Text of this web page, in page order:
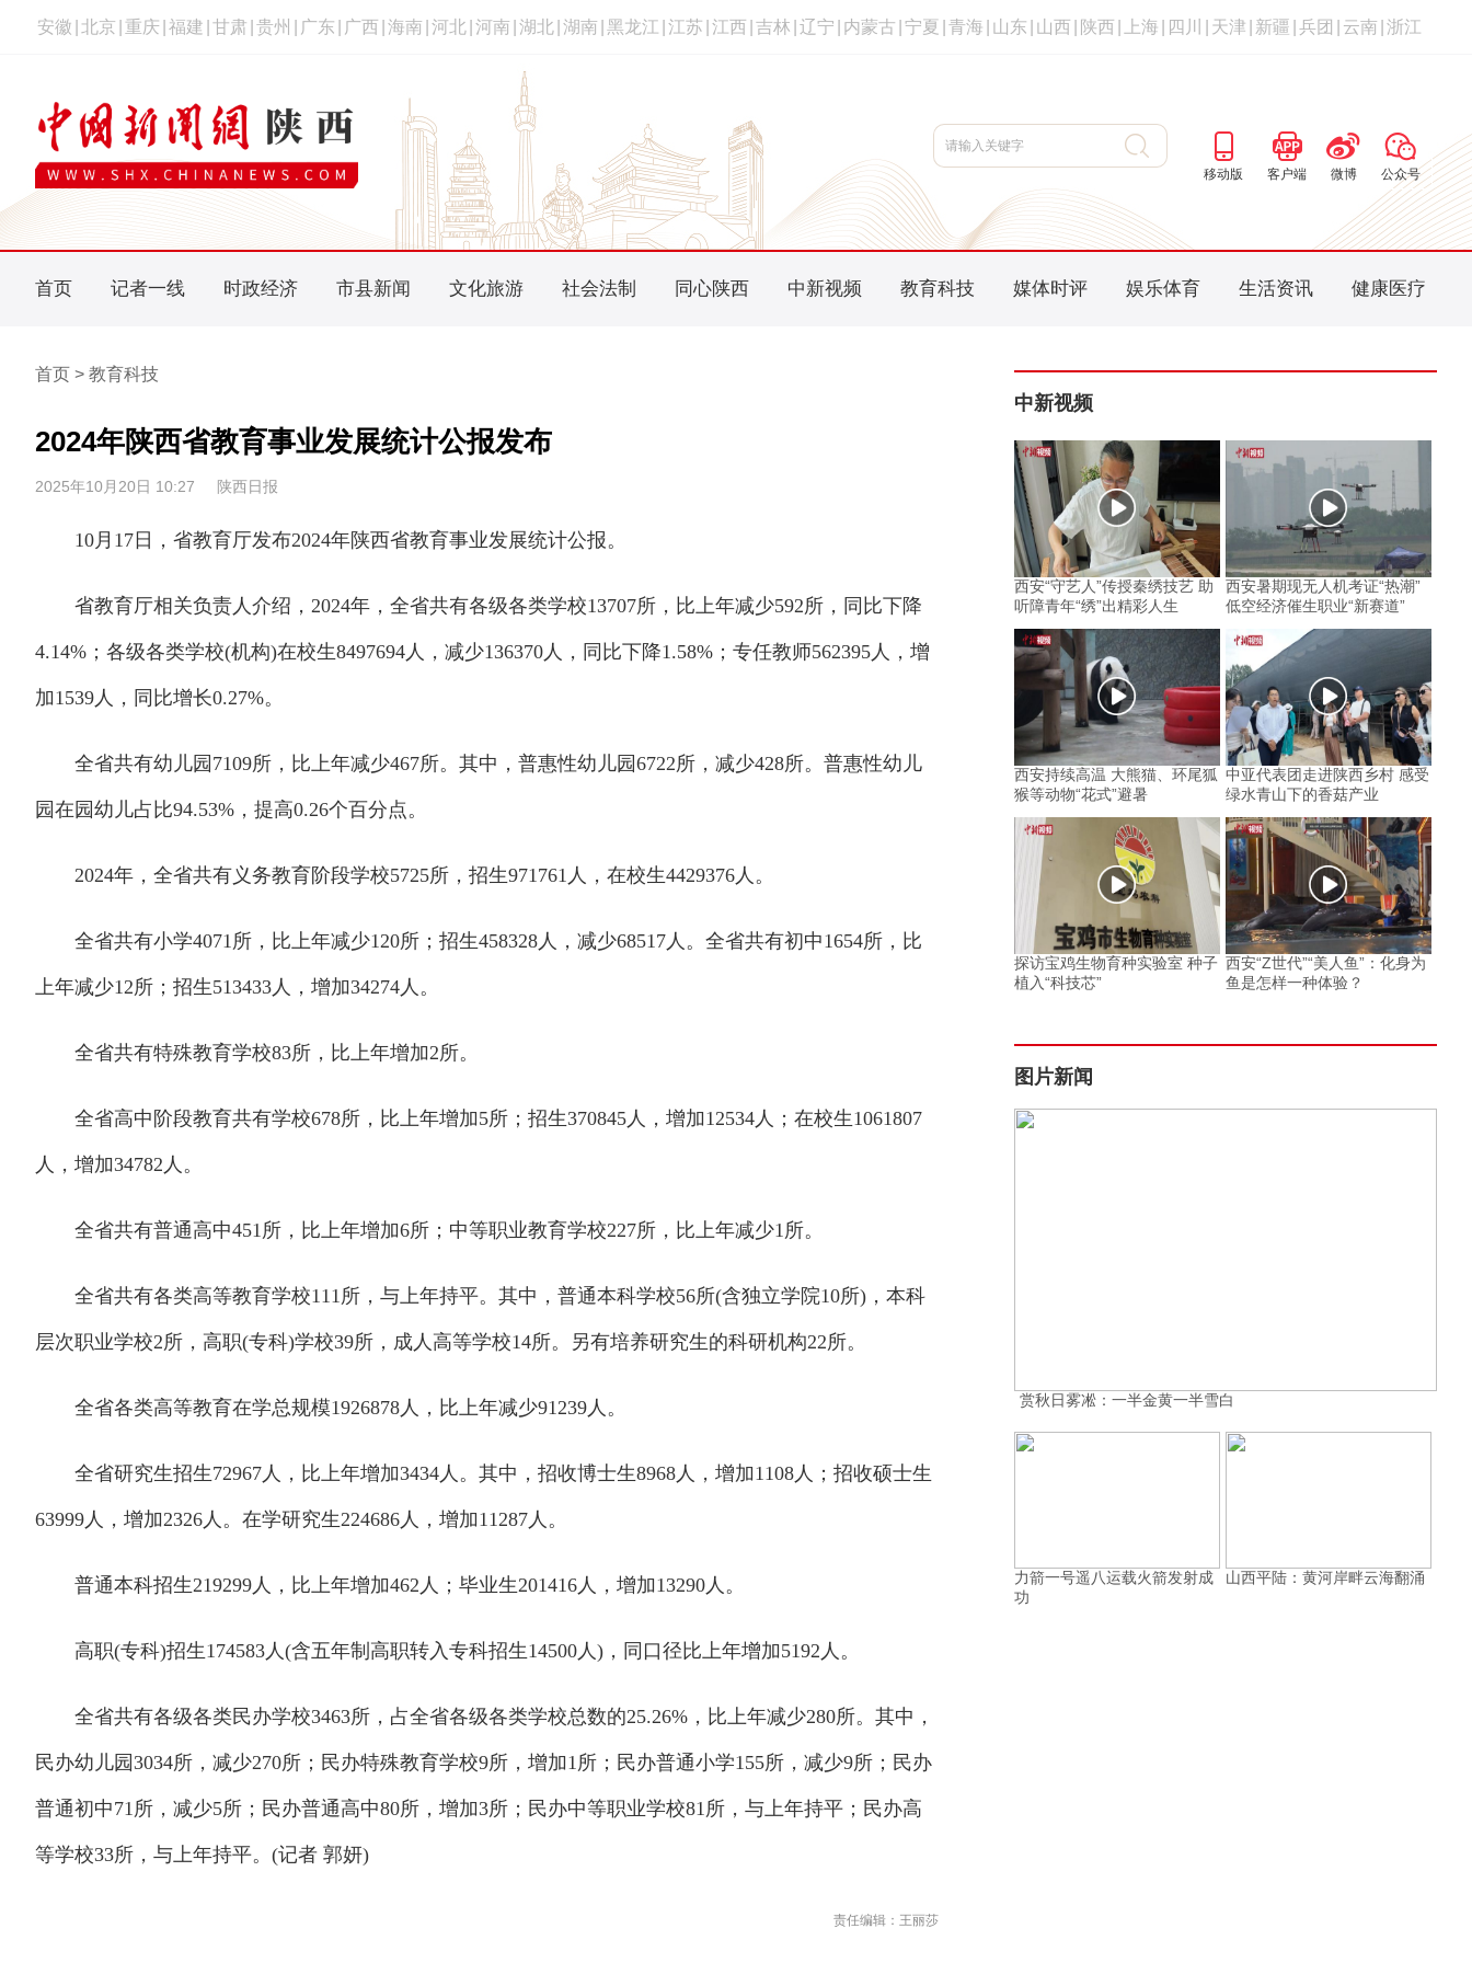
安徽 北京 重庆 福建 甘肃 贵州 广东 广西 海南 河北 河南 湖北 湖南 黑龙江 江苏 江西 吉林 辽宁 内蒙古 宁夏 青海 山东 山西 陕西 上海 四川 天津 新疆 兵团 云南 浙江
移动版 客户端 微博 公众号
首页 记者一线 时政经济 市县新闻 文化旅游 社会法制 同心陕西 中新视频 教育科技 媒体时评 娱乐体育 生活资讯 健康医疗
首页 > 教育科技
2024年陕西省教育事业发展统计公报发布
2025年10月20日 10:27 陕西日报
10月17日，省教育厅发布2024年陕西省教育事业发展统计公报。
省教育厅相关负责人介绍，2024年，全省共有各级各类学校13707所，比上年减少592所，同比下降
4.14%；各级各类学校(机构)在校生8497694人，减少136370人，同比下降1.58%；专任教师562395人，增
加1539人，同比增长0.27%。
全省共有幼儿园7109所，比上年减少467所。其中，普惠性幼儿园6722所，减少428所。普惠性幼儿
园在园幼儿占比94.53%，提高0.26个百分点。
2024年，全省共有义务教育阶段学校5725所，招生971761人，在校生4429376人。
全省共有小学4071所，比上年减少120所；招生458328人，减少68517人。全省共有初中1654所，比
上年减少12所；招生513433人，增加34274人。
全省共有特殊教育学校83所，比上年增加2所。
全省高中阶段教育共有学校678所，比上年增加5所；招生370845人，增加12534人；在校生1061807
人，增加34782人。
全省共有普通高中451所，比上年增加6所；中等职业教育学校227所，比上年减少1所。
全省共有各类高等教育学校111所，与上年持平。其中，普通本科学校56所(含独立学院10所)，本科
层次职业学校2所，高职(专科)学校39所，成人高等学校14所。另有培养研究生的科研机构22所。
全省各类高等教育在学总规模1926878人，比上年减少91239人。
全省研究生招生72967人，比上年增加3434人。其中，招收博士生8968人，增加1108人；招收硕士生
63999人，增加2326人。在学研究生224686人，增加11287人。
普通本科招生219299人，比上年增加462人；毕业生201416人，增加13290人。
高职(专科)招生174583人(含五年制高职转入专科招生14500人)，同口径比上年增加5192人。
全省共有各级各类民办学校3463所，占全省各级各类学校总数的25.26%，比上年减少280所。其中，
民办幼儿园3034所，减少270所；民办特殊教育学校9所，增加1所；民办普通小学155所，减少9所；民办
普通初中71所，减少5所；民办普通高中80所，增加3所；民办中等职业学校81所，与上年持平；民办高
等学校33所，与上年持平。(记者 郭妍)
责任编辑：王丽莎
中新视频
西安“守艺人”传授秦绣技艺 助
听障青年“绣”出精彩人生
西安暑期现无人机考证“热潮”
低空经济催生职业“新赛道”
西安持续高温 大熊猫、环尾狐
猴等动物“花式”避暑
中亚代表团走进陕西乡村 感受
绿水青山下的香菇产业
探访宝鸡生物育种实验室 种子
植入“科技芯”
西安“Z世代”“美人鱼”：化身为
鱼是怎样一种体验？
图片新闻
赏秋日雾凇：一半金黄一半雪白
力箭一号遥八运载火箭发射成
功
山西平陆：黄河岸畔云海翻涌